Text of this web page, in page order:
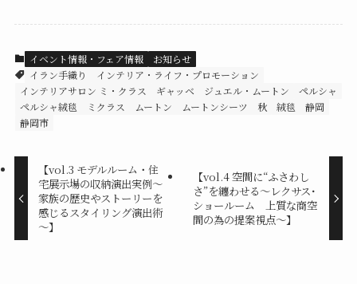
イベント情報・フェア情報
お知らせ
イラン手織り
インテリア・ライフ・プロモーション
インテリアサロン ミ・クラス
ギャッベ ジュエル・ムートン
ペルシャ
ペルシャ絨毯
ミクラス ムートン ムートンシーツ 秋 絨毯
静岡
静岡市
【vol.3 モデルルーム・住
宅展示場の収納演出実例～
家族の歴史やストーリーを
感じるスタイリング演出術
～】
【vol.4 空間に“ふさわし
さ”を纏わせる～レクサス･
ショールーム 上質な商空
間の為の提案視点～】